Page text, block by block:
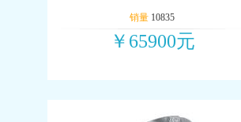
销量 10835
￥65900元